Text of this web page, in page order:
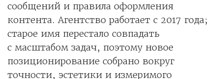
сообщений и правила оформления
контента. Агентство работает с 2017 года;
старое имя перестало совпадать
с масштабом задач, поэтому новое
позиционирование собрано вокруг
точности, эстетики и измеримого